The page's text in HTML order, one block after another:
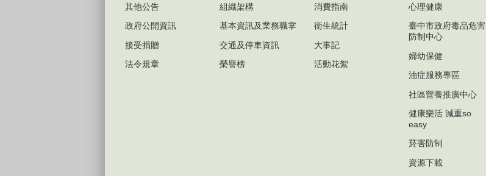
其他公告
政府公開資訊
接受捐贈
法令規章
組織架構
基本資訊及業務職掌
交通及停車資訊
榮譽榜
消費指南
衛生統計
大事記
活動花絮
心理健康
臺中市政府毒品危害
防制中心
婦幼保健
油症服務專區
社區營養推廣中心
健康樂活 減重so
easy
菸害防制
資源下載